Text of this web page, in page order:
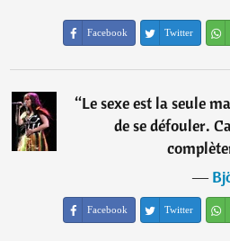
Facebook Twitter
“Le sexe est la seule
de se défouler.
―
Facebook Twitter